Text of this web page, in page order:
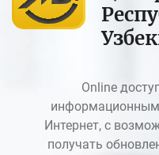
Online
информационным
Интернет, с
получать